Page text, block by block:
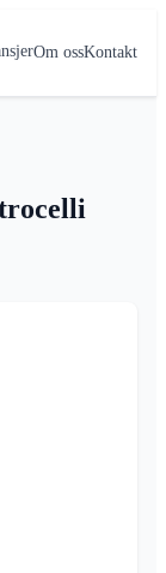
Om ossKontakt